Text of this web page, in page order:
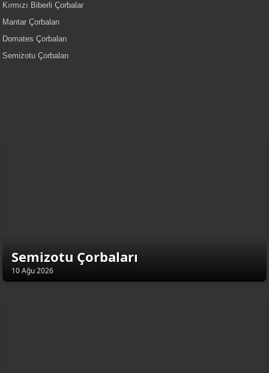
Kırmızı Biberli Çorbalar
Mantar Çorbaları
Domates Çorbaları
Semizotu Çorbaları
Semizotu Çorbaları
10 Ağu 2026